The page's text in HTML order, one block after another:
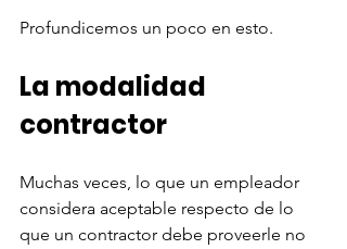
Profundicemos un poco en esto.
La modalidad
contractor
Muchas veces, lo que un empleador
considera aceptable respecto de lo
que un contractor debe proveerle no